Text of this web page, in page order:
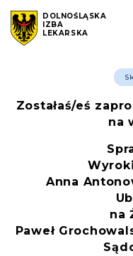
DOLNOŚLĄSKA
IZBA
LEKARSKA
Zostałaś/eś
na
Anna
na
Paweł